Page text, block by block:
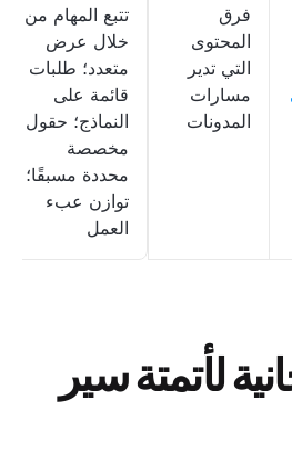
فرق
المحتوى
التي تدير
مسارات
المدونات
تتبع المهام من
خلال عرض
متعدد؛ طلبات
قائمة على
النماذج؛ حقول
مخصصة
محددة مسبقًا؛
توازن عبء
العمل
لأتمتة سير